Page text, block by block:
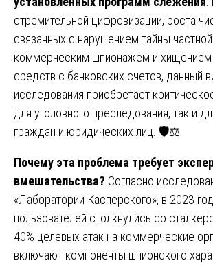
стремительной цифровизации, роста
связанных с нарушением тайны
коммерческим шпионажем и
средств с банковских счетов, данный
исследования приобретает
для уголовного преследования, так и
граждан и юридических лиц. 🛡️⚖️
Почему эта проблема требует
вмешательства? Согласно
«Лаборатории Касперского», в 2023
пользователей столкнулись со
40% целевых атак на коммерческие
включают компоненты шпионского